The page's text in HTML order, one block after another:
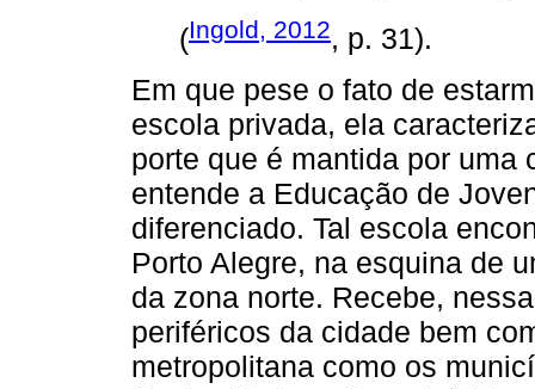
(Ingold, 2012, p. 31).
Em que pese o fato de
escola privada, ela
porte que é mantida por uma
entende a Educação de
diferenciado. Tal escola
Porto Alegre, na esquina de
da zona norte. Recebe,
periféricos da cidade bem
metropolitana como os